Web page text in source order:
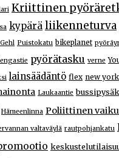
Kriittinen
kypärä liikenneturva
Puistokatu bikeplanet
pyörätasku verne
lainsäädäntö flex new york
Laukaantie
Hämeenlinna Poliittinen
valtaväylä rautpohjankatu